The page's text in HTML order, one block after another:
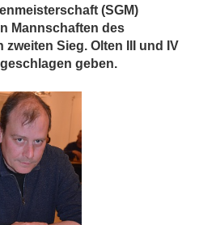
(SGM)
Mannschaften des
Sieg. Olten III und IV
geben.